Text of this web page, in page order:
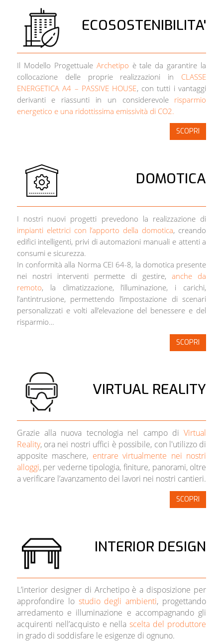
ECOSOSTENIBILITA'
Il Modello Progettuale Archetipo è tale da garantire la
collocazione delle proprie realizzazioni in CLASSE
ENERGETICA A4 – PASSIVE HOUSE, con tutti i vantaggi
derivanti e riassunti in un considerevole
risparmio
energetico e una ridottissima emissività di CO2.
SCOPRI
DOMOTICA
I nostri nuovi progetti prevedono la realizzazione di
impianti elettrici con l’apporto della domotica, creando
edifici intelligenti, privi di automazioni manuali e attenti a
consumi e sicurezza.
In conformità alla Norma CEI 64-8, la domotica presente
nei nostri interventi permette di gestire,anche da
remoto, la climatizzazione, l’illuminazione, i carichi,
l’antintrusione, permettendo l’impostazione di scenari
personalizzati e volti all’elevazione del benessere e del
risparmio…
SCOPRI
VIRTUAL REALITY
Grazie alla nuova tecnologia nel campo diVirtual
Reality, ora nei nostri uffici è possibile, con l'utilizzo di
apposite maschere, entrare virtualmente nei nostri
alloggi, per vederne tipologia, finiture, panorami, oltre
a verificare l’avanzamento dei lavori nei nostri cantieri.
SCOPRI
INTERIOR DESIGN
L’interior designer di Archetipo è a disposizione per
approfondire lo studio degli ambienti, progettando
arredamento e illuminazione e accompagnando gli
acquirenti nell’acquisto e nellascelta del produttore
in grado di soddisfare le esigenze di ognuno.